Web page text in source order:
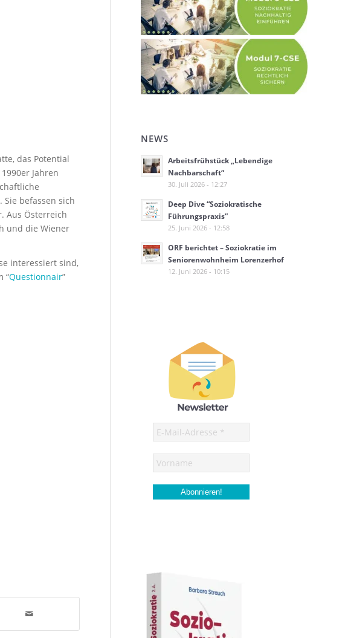
das Potential
Jahren
befassen sich
Aus Österreich
und die Wiener
interessiert sind,
“Questionnair”
NEWS
Arbeitsfrühstück „Lebendige
Nachbarschaft“
30. Juli 2026 - 12:27
Deep Dive “Soziokratische
Führungspraxis”
25. Juni 2026 - 12:58
ORF berichtet – Soziokratie im
Seniorenwohnheim Lorenzerhof
12. Juni 2026 - 10:15